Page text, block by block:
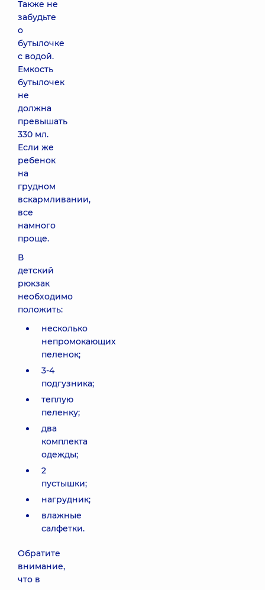
Также не
забудьте
о
бутылочке
с водой.
Емкость
бутылочек
не
должна
превышать
330 мл.
Если же
ребенок
на
грудном
вскармливании,
все
намного
проще.
В
детский
рюкзак
необходимо
положить:
несколько
непромокающих
пеленок;
3-4
подгузника;
теплую
пеленку;
два
комплекта
одежды;
2
пустышки;
нагрудник;
влажные
салфетки.
Обратите
внимание,
что в